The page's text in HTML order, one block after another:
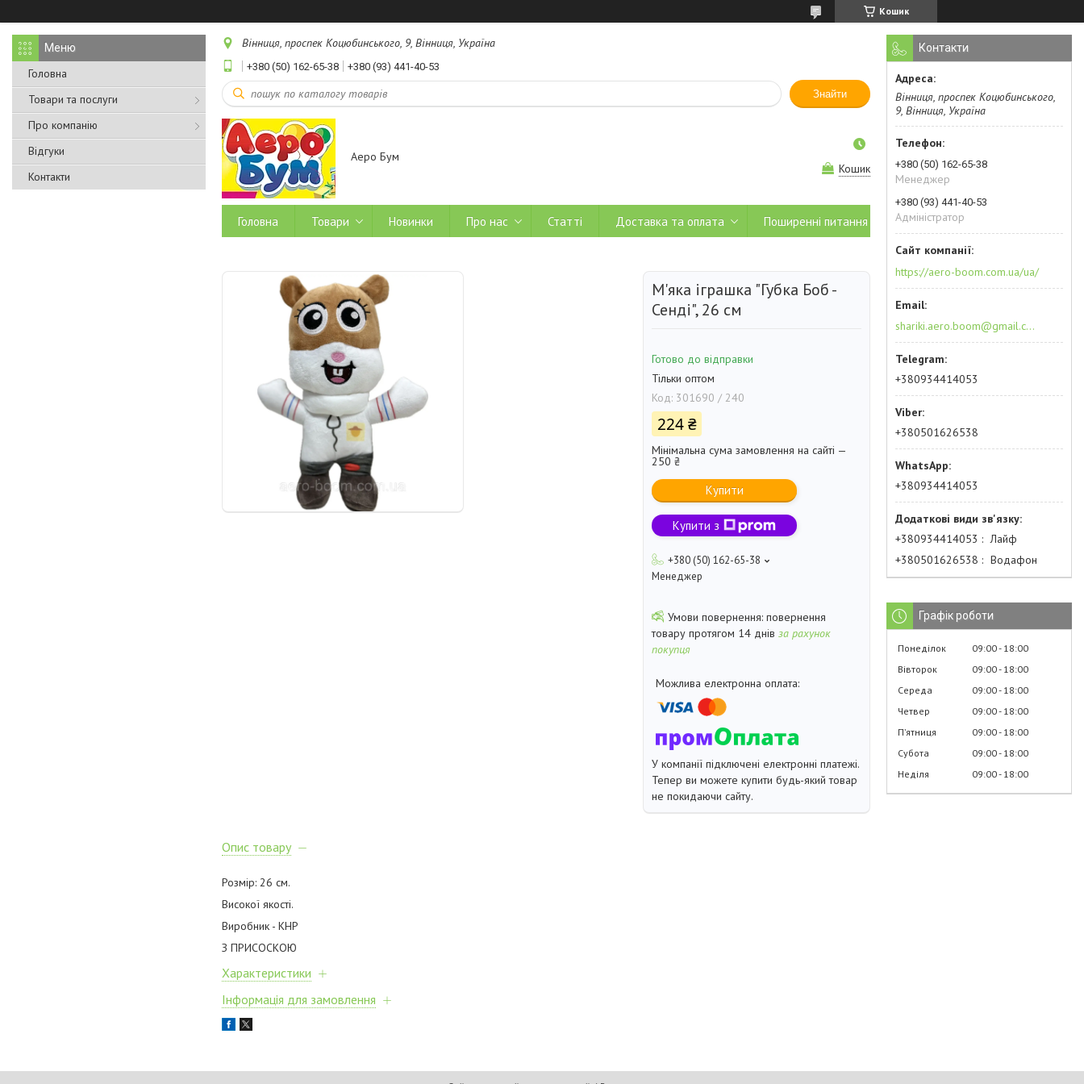
Кошик
Головна
Товари та послуги
Про компанію
Відгуки
Контакти
Вінниця, проспек Коцюбинського, 9, Вінниця, Україна
+380 (50) 162-65-38 +380 (93) 441-40-53
Знайти
Аеро Бум
Кошик
Головна Товари Новинки Про нас Статті Доставка та оплата Поширенні питання
М'яка іграшка "Губка Боб -
Сенді", 26 см
Готово до відправки
Тільки оптом
Код: 301690 / 240
224 ₴
Мінімальна сума замовлення на сайті —
250 ₴
Купити
Купити з
+380 (50) 162-65-38
Менеджер
повернення
товару протягом 14 днів за рахунок
покупця
У компанії підключені електронні платежі.
Тепер ви можете купити будь-який товар
не покидаючи сайту.
Опис товару
Розмір: 26 см.
Високої якості.
Виробник - КНР
З ПРИСОСКОЮ
Характеристики
Інформація для замовлення
Контакти
Вінниця, проспек Коцюбинського,
9, Вінниця, Україна
+380 (50) 162-65-38
Менеджер
+380 (93) 441-40-53
Адміністратор
https://aero-boom.com.ua/ua/
shariki.aero.boom@gmail.com
+380934414053
+380501626538
+380934414053
+380934414053
Лайф
+380501626538
Водафон
Графік роботи
Понеділок 09:00 18:00
Вівторок
09:00 18:00
Середа
09:00 18:00
Четвер
09:00 18:00
Пʼятниця
09:00 18:00
Субота
09:00 18:00
Неділя
09:00 18:00